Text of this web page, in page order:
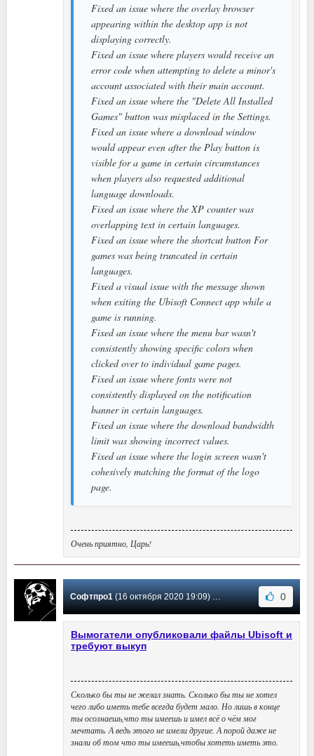
Fixed an issue where the overlay browser
appearing within the desktop app is not
displaying correctly.
Fixed an issue where players would receive an
error code when attempting to delete a minor's
account associated with their main account.
Fixed an issue where the "Delete All Installed
Games" button was misplaced in the Settings.
Fixed an issue where a download window
would appear even after the Play button is
visible for a game in certain circumstances
when players also requested additional
language downloads.
Fixed an issue where the XP counter was
overlapping text in certain languages.
Fixed an issue where the shortcut button For
games was being truncated in certain
languages.
Fixed a visual issue with the message shown
when exiting the Ubisoft Connect app while a
game is running.
Fixed an issue where the menu bar wasn't
consistently showing specific colors when
clicked over to individual game pages.
Fixed an issue where fonts were not
consistently displayed on the notification
banner in certain languages.
Fixed an issue where the download bandwidth
limit was showing incorrect values.
Fixed an issue where the login screen wasn't
cohesively matching the format of the logo
page.
Очень приятно, Царь!
Софтпро1(16 октября 2020 19:09) Сообщение #70 0
Вымогатели опубликовали файлы Ubisoft и
требуют выкуп
Сколько бы ты не желал знать. Сколько бы ты не хотел
чего либо иметь тебе всегда будет мало. Но лишь в конце
ты осознаешь,что ты имеешь и имел всё о чём мог
мечтать. А ведь этого не имели другие. А порой даже не
знали об том что ты имеешь,чтобы хотеть иметь это.